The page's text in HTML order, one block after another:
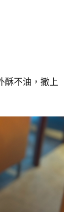
酥不油，撒上